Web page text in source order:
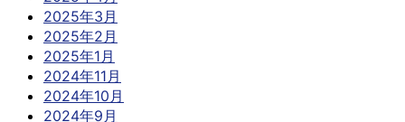
2025年3月
2025年2月
2025年1月
2024年11月
2024年10月
2024年9月